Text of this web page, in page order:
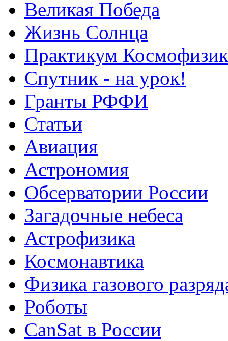
Великая Победа
Жизнь Солнца
Практикум
Спутник - на урок!
Гранты РФФИ
Статьи
Авиация
Астрономия
Обсерватории России
Загадочные небеса
Астрофизика
Космонавтика
Физика газового
Роботы
CanSat в России